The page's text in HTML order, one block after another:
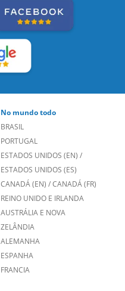
No mundo todo
BRASIL
PORTUGAL
ESTADOS UNIDOS (EN) /
ESTADOS UNIDOS (ES)
CANADÁ (EN) /CANADÁ (FR)
REINO UNIDO E IRLANDA
AUSTRÁLIA E NOVA
ZELÂNDIA
ALEMANHA
ESPANHA
FRANCIA